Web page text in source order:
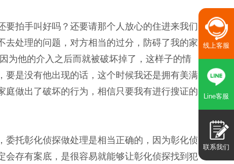
拍手叫好吗？还要请那个人放心的住进来我们
处理的问题，对方相当的过分，防碍了我的家
为他的介入之后而就被破坏掉了，这样子的情
是没有他出现的话，这个时候我还是拥有美满
做出了破坏的行为，相信只要我有进行搜证的
委托彰化侦探做处理是相当正确的，因为彰化侦
存有案底，是很容易就能够让彰化侦探找到犯
线上客服
Line客服
联系我们